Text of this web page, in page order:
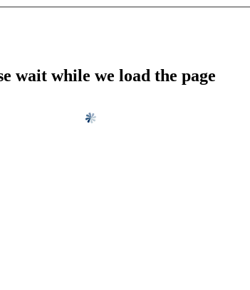
wait while we load the page